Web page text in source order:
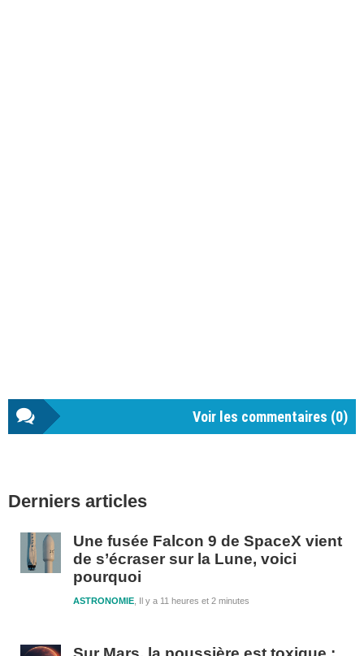
Voir les commentaires (0)
latérale
Derniers articles
Une fusée Falcon 9 de SpaceX vient
de s’écraser sur la Lune, voici
pourquoi
Il y a 11 heures et 2 minutes
ASTRONOMIE